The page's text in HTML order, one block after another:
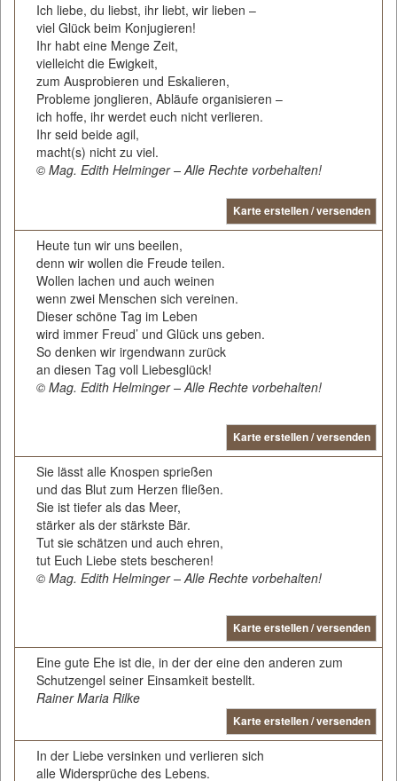
Ich liebe, du liebst, ihr liebt, wir lieben –
viel Glück beim Konjugieren!
Ihr habt eine Menge Zeit,
vielleicht die Ewigkeit,
zum Ausprobieren und Eskalieren,
Probleme jonglieren, Abläufe organisieren –
ich hoffe, ihr werdet euch nicht verlieren.
Ihr seid beide agil,
macht(s) nicht zu viel.
© Mag. Edith Helminger – Alle Rechte vorbehalten!
Karte erstellen / versenden
Heute tun wir uns beeilen,
denn wir wollen die Freude teilen.
Wollen lachen und auch weinen
wenn zwei Menschen sich vereinen.
Dieser schöne Tag im Leben
wird immer Freud’ und Glück uns geben.
So denken wir irgendwann zurück
an diesen Tag voll Liebesglück!
© Mag. Edith Helminger – Alle Rechte vorbehalten!
Karte erstellen / versenden
Sie lässt alle Knospen sprießen
und das Blut zum Herzen fließen.
Sie ist tiefer als das Meer,
stärker als der stärkste Bär.
Tut sie schätzen und auch ehren,
tut Euch Liebe stets bescheren!
© Mag. Edith Helminger – Alle Rechte vorbehalten!
Karte erstellen / versenden
Eine gute Ehe ist die, in der der eine den anderen zum
Schutzengel seiner Einsamkeit bestellt.
Rainer Maria Rilke
Karte erstellen / versenden
In der Liebe versinken und verlieren sich
alle Widersprüche des Lebens.